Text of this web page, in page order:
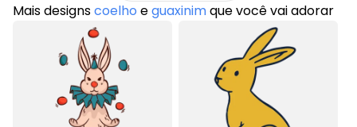
Mais designscoelho eguaxinimque você vai adorar